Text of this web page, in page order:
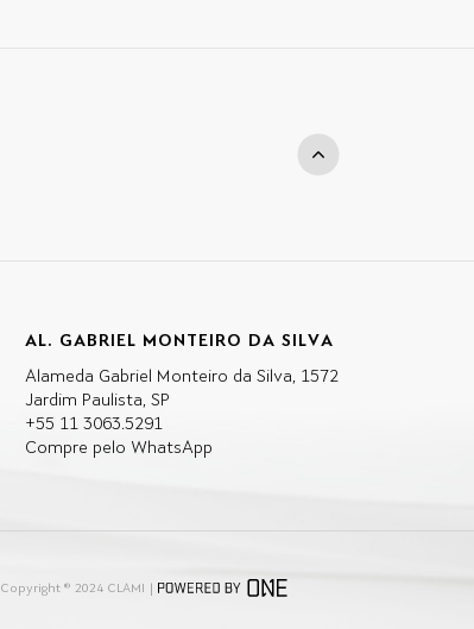
AL. GABRIEL MONTEIRO DA SILVA
Alameda Gabriel Monteiro da Silva, 1572
Jardim Paulista, SP
+55 11 3063.5291
Compre pelo WhatsApp
Copyright ® 2024 CLAMI |